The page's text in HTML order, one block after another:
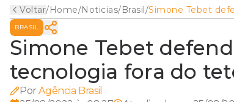
Voltar/Home/Noticias/Brasil/Simone Tebet
investimento em
BRASIL
Simone Tebet
tecnologia fora do
Por Agência Brasil